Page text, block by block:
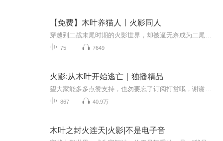
【免费】木叶养猫人丨火影同人
75 7649
火影:从木叶开始逃亡｜独播精品
867 40.9万
木叶之封火连天|火影|不是电子音